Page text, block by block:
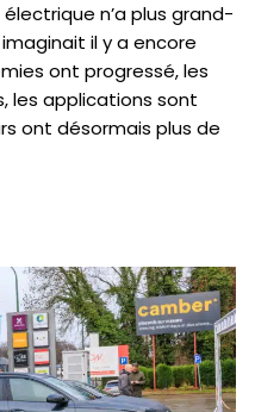
n’a plus grand-
il y a encore
ont progressé, les
les applications sont
ont désormais plus de